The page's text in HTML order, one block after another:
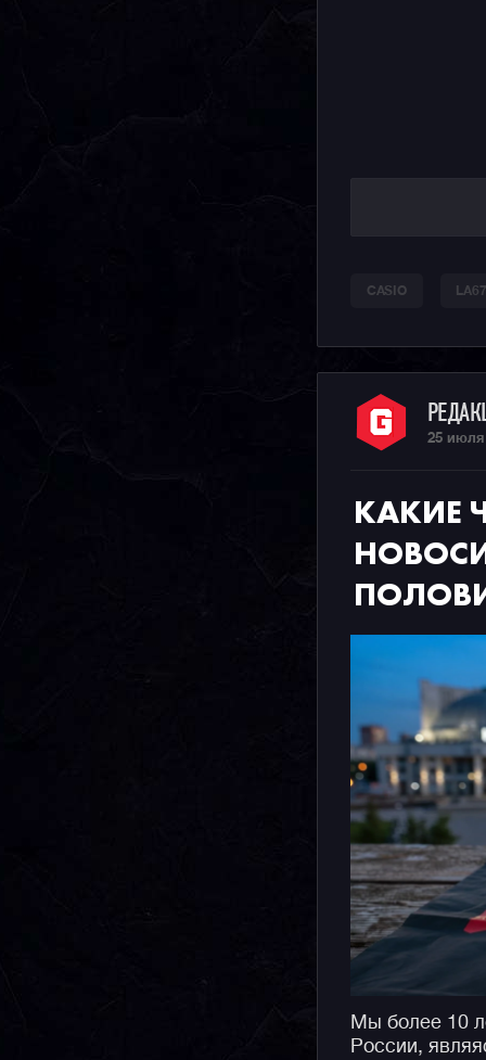
CASIO
25 июля
КАКИЕ
Мы более 10
России,